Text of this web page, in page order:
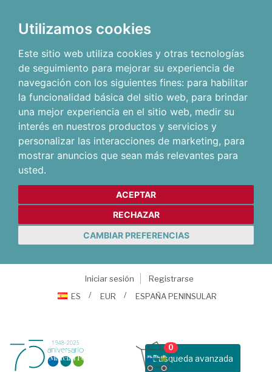
Utilizamos cookies
Este sitio web utiliza cookies y otras tecnologías
de seguimiento para mejorar su experiencia de
navegación con los siguientes fines: para habilitar
la funcionalidad básica del sitio web, para brindar
una mejor experiencia en el sitio web, medir su
interés en nuestros productos y servicios y
personalizar las interacciones de marketing, para
mostrar anuncios que sean más relevantes para
usted.
ACEPTAR
RECHAZAR
CAMBIAR PREFERENCIAS
Iniciar sesión
Registrarse
ES
EUR ESPAÑA PENINSULAR
Busqueda avanzada
0